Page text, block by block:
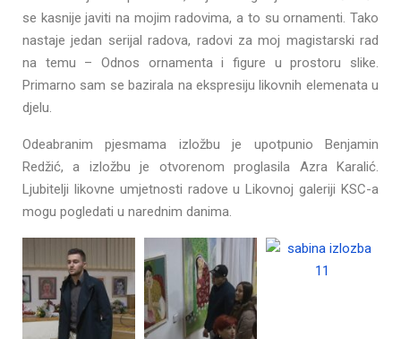
se kasnije javiti na mojim radovima, a to su ornamenti. Tako
nastaje jedan serijal radova, radovi za moj magistarski rad
na temu – Odnos ornamenta i figure u prostoru slike.
Primarno sam se bazirala na ekspresiju likovnih elemenata u
djelu.
Odeabranim pjesmama izložbu je upotpunio Benjamin
Redžić, a izložbu je otvorenom proglasila Azra Karalić.
Ljubitelji likovne umjetnosti radove u Likovnoj galeriji KSC-a
mogu pogledati u narednim danima.